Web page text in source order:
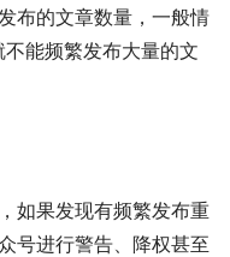
布的文章数量，一般情
能频繁发布大量的文
如果发现有频繁发布重
号进行警告、降权甚至